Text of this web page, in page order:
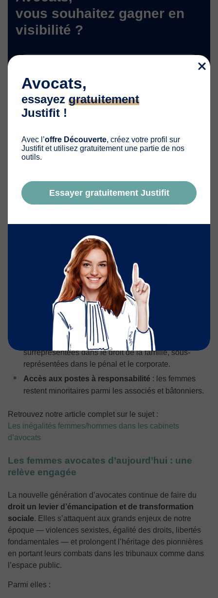
vous souhaitez gagner en
visibilité ?
Avocate, un métier encore
inégalitaire ?
Même si le nombre defemmes avocates
aujourd’hui celui des hommes en France (plus de 56 %
selon le CNB en 2023), des inégalités persistent :
Rémunérations
inférieures de 20 à 25 % en
moyenne.
Spécialisations genrées
: les femmes sont
surreprésentées dans le droit de la famille, sous-
représentées dans le pénal et le corporate.
Accès aux postes à responsabilité : les femmes
restent minoritaires parmi les associés et bâtonniers.
Retrouvez notre article complet sur le sujet :
Les inégalités femmes/hommes dans les cabinets
d’avocats
Les femmes avocates d’aujourd’hui : une
relève engagée
La nouvelle génération d’avocates continue de faire du
droit un levier d’émancipation et de transformation
sociale. Elles s’attaquent aux grands enjeux de notre
époque — violences sexistes, égalité des droits, libertés
fondamentales — et prolongent l’héritage des pionnières
en portant leurs combats dans les tribunaux comme dans
l’espace public.
Parmi elles :
Avocats,
essayez gratuitement
Justifit !
Avec l’offre Découverte, créez votre profil sur
Justifit et utilisez gratuitement une partie de nos
outils.
Essayer gratuitement Justifit